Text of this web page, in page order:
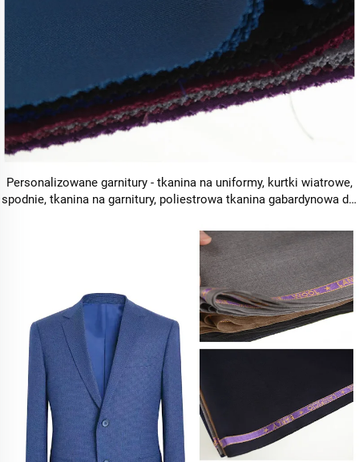
Personalizowane garnitury - tkanina na uniformy, kurtki wiatrowe,
spodnie, tkanina na garnitury, poliestrowa tkanina gabardynowa dla